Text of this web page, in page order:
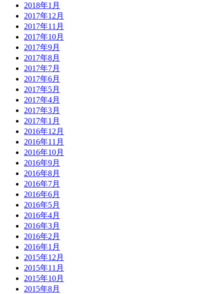
2018年1月
2017年12月
2017年11月
2017年10月
2017年9月
2017年8月
2017年7月
2017年6月
2017年5月
2017年4月
2017年3月
2017年1月
2016年12月
2016年11月
2016年10月
2016年9月
2016年8月
2016年7月
2016年6月
2016年5月
2016年4月
2016年3月
2016年2月
2016年1月
2015年12月
2015年11月
2015年10月
2015年8月